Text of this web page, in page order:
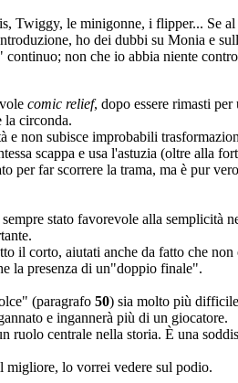
le minigonne, i flipper... Se
ho dei dubbi su Monia e
non che io abbia niente contro
comic relief, dopo essere rimasti
la circonda.
e non subisce improbabili
scappa e usa l'astuzia (oltre alla
far scorrere la trama, ma è pur
stato favorevole alla
il corto, aiutati anche da fatto che non
la presenza di un"doppio finale".
(paragrafo 50) sia molto più
e ingannerà più di un giocatore.
ruolo centrale nella storia. È una
migliore, lo vorrei vedere sul podio.